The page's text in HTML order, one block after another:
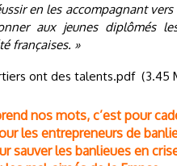
en les accompagnant
aux jeunes diplômés
françaises. »
ont des talents.pdf (3.45
nos mots, c’est pour
les entrepreneurs de
sauver les banlieues en